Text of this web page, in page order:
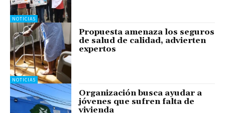
NOTICIAS
NOTICIAS
Propuesta amenaza los seguros
de salud de calidad, advierten
expertos
Organización busca ayudar a
jóvenes que sufren falta de
vivienda